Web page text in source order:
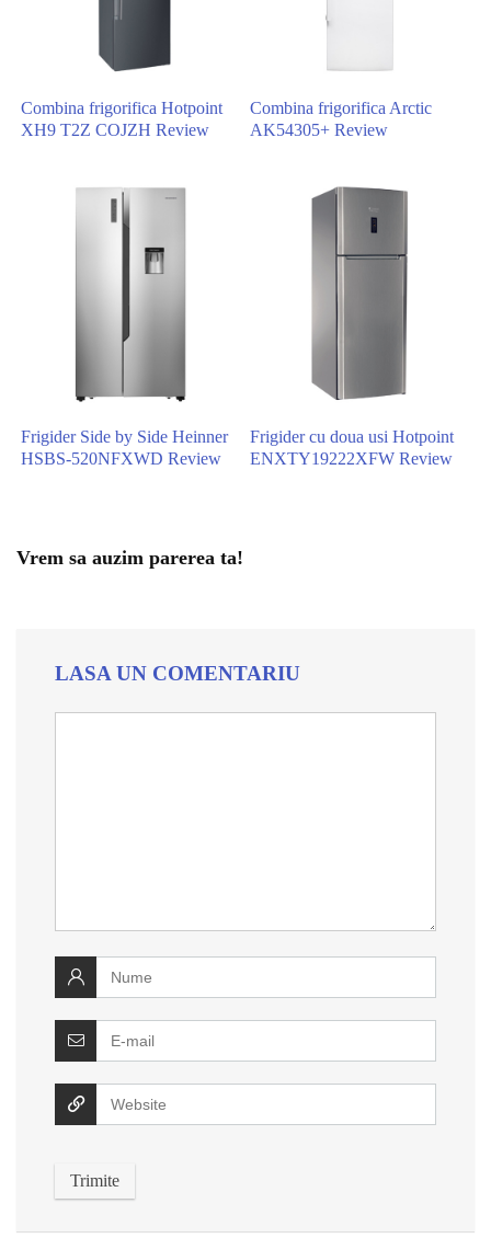
Combina frigorifica Hotpoint
XH9 T2Z COJZH Review
Combina frigorifica Arctic
AK54305+ Review
Frigider Side by Side Heinner
HSBS-520NFXWD Review
Frigider cu doua usi Hotpoint
ENXTY19222XFW Review
Vrem sa auzim parerea ta!
LASA UN COMENTARIU